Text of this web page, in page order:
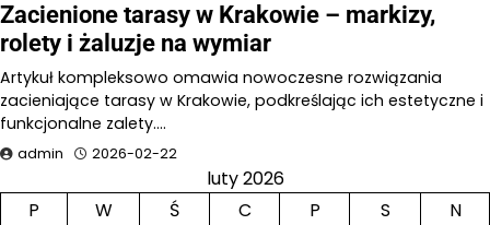
Zacienione tarasy w Krakowie – markizy,
rolety i żaluzje na wymiar
Artykuł kompleksowo omawia nowoczesne rozwiązania
zacieniające tarasy w Krakowie, podkreślając ich estetyczne i
funkcjonalne zalety.…
admin 2026-02-22
luty 2026
P
W Ś C P S
N